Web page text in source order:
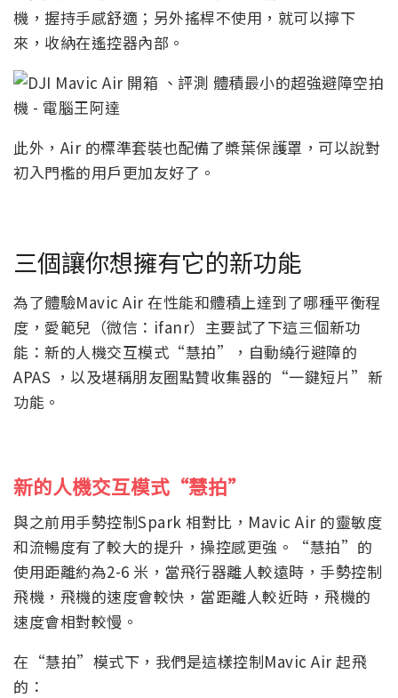
機，握持手感舒適；另外搖桿不使用，就可以擰下
來，收納在遙控器內部。
此外，Air 的標準套裝也配備了槳葉保護罩，可以說對
初入門檻的用戶更加友好了。
三個讓你想擁有它的新功能
為了體驗Mavic Air 在性能和體積上達到了哪種平衡程
度，愛範兒（微信：ifanr）主要試了下這三個新功
能：新的人機交互模式“慧拍”，自動繞行避障的
APAS ，以及堪稱朋友圈點贊收集器的“一鍵短片”新
功能。
新的人機交互模式“慧拍”
與之前用手勢控制Spark 相對比，Mavic Air 的靈敏度
和流暢度有了較大的提升，操控感更強。“慧拍”的
使用距離約為2-6 米，當飛行器離人較遠時，手勢控制
飛機，飛機的速度會較快，當距離人較近時，飛機的
速度會相對較慢。
在“慧拍”模式下，我們是這樣控制Mavic Air 起飛
的：